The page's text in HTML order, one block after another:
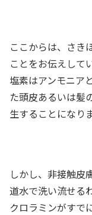
ここからは、さき
ことをお伝えして
塩素はアンモニア
た頭皮あるいは髪
生することになりま
しかし、非接触皮
道水で洗い流せる
クロラミンがすで